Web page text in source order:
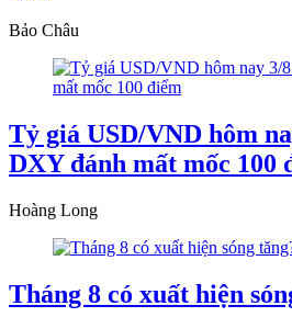
Bảo Châu
Tỷ giá USD/VND hôm
DXY đánh mất mốc 100
Hoàng Long
Tháng 8 có xuất hiện